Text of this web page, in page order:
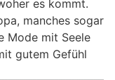
es kommt.
manches sogar
Mode mit Seele
gutem Gefühl